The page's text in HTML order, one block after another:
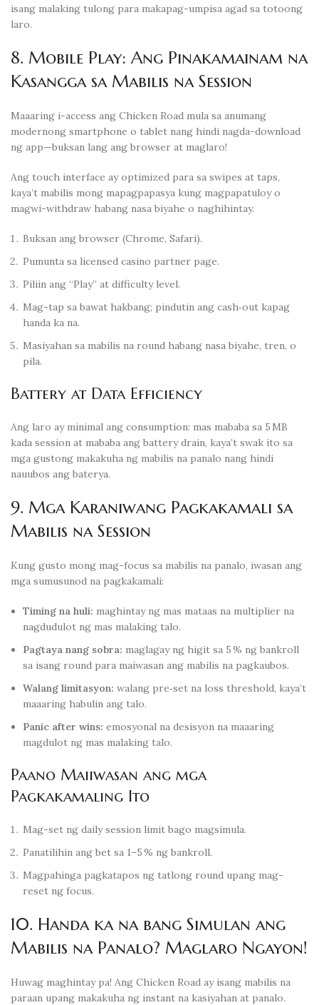
isang malaking tulong para makapag-umpisa agad sa totoong
laro.
8. Mobile Play: Ang Pinakamainam na
Kasangga sa Mabilis na Session
Maaaring i-access ang Chicken Road mula sa anumang
modernong smartphone o tablet nang hindi nagda-download
ng app—buksan lang ang browser at maglaro!
Ang touch interface ay optimized para sa swipes at taps,
kaya’t mabilis mong mapagpapasya kung magpapatuloy o
magwi-withdraw habang nasa biyahe o naghihintay.
Buksan ang browser (Chrome, Safari).
Pumunta sa licensed casino partner page.
Piliin ang “Play” at difficulty level.
Mag-tap sa bawat hakbang; pindutin ang cash‑out kapag
handa ka na.
Masiyahan sa mabilis na round habang nasa biyahe, tren, o
pila.
Battery at Data Efficiency
Ang laro ay minimal ang consumption: mas mababa sa 5 MB
kada session at mababa ang battery drain, kaya’t swak ito sa
mga gustong makakuha ng mabilis na panalo nang hindi
nauubos ang baterya.
9. Mga Karaniwang Pagkakamali sa
Mabilis na Session
Kung gusto mong mag-focus sa mabilis na panalo, iwasan ang
mga sumusunod na pagkakamali:
Timing na huli: maghintay ng mas mataas na multiplier na
nagdudulot ng mas malaking talo.
Pagtaya nang sobra: maglagay ng higit sa 5 % ng bankroll
sa isang round para maiwasan ang mabilis na pagkaubos.
Walang limitasyon: walang pre‑set na loss threshold, kaya’t
maaaring habulin ang talo.
Panic after wins: emosyonal na desisyon na maaaring
magdulot ng mas malaking talo.
Paano Maiiwasan ang mga
Pagkakamaling Ito
Mag-set ng daily session limit bago magsimula.
Panatilihin ang bet sa 1–5 % ng bankroll.
Magpahinga pagkatapos ng tatlong round upang mag-
reset ng focus.
10. Handa ka na bang Simulan ang
Mabilis na Panalo? Maglaro Ngayon!
Huwag maghintay pa! Ang Chicken Road ay isang mabilis na
paraan upang makakuha ng instant na kasiyahan at panalo.